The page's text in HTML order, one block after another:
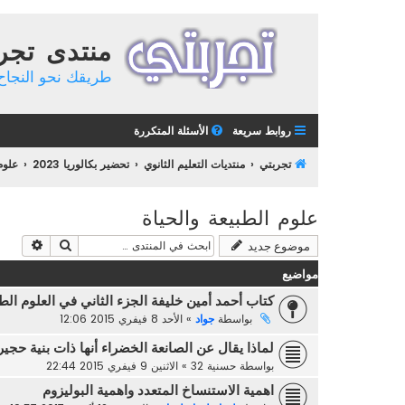
منتدى
طريقك نحو النجاح
روابط سريعة الأسئلة المتكررة
تجربتي منتديات التعليم الثانوي تحضير بكالوريا 2023
علوم الطبيعة والحياة
موضوع جديد بحث
مواضيع
كتاب أحمد أمين خليفة الجزء الثاني في العلوم
بواسطة جواد » الأحد 8 فيفري 2015 12:06
لماذا يقال عن الصانعة الخضراء أنها ذات بنية
بواسطة حسنية 32 » الاثنين 9 فيفري 2015 22:44
اهمية الاستنساخ المتعدد واهمية البوليزوم